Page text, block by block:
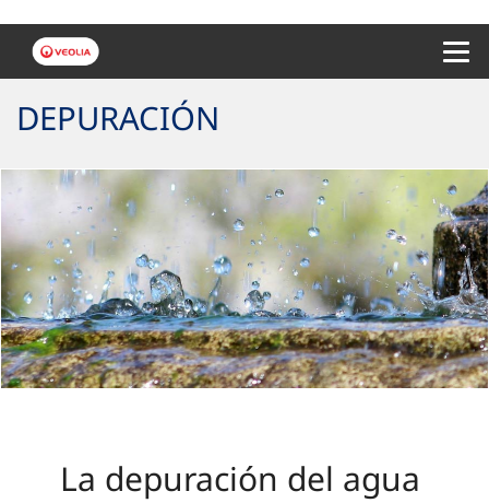
DEPURACIÓN
La depuración del agua